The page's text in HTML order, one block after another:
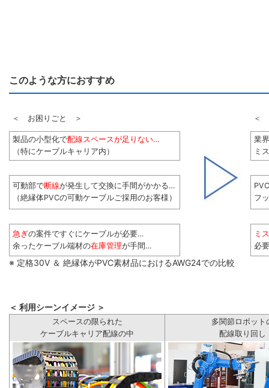
このような方におすすめ
＜ お困りごと ＞ ＜
製品の小型化で配線スペースが足りない…
（特にケーブルキャリア内）
業
ミ
可動部で断線が発生して交換に手間がかかる…
（絶縁体PVCの可動ケーブルご採用のお客様）
フ
急ぎの案件ですぐにケーブルが必要…
余ったケーブル端材の在庫管理が手間…
ミ
必
※ 定格30V ＆ 絶縁体がPVC素材品におけるAWG24での比較
＜ 利用シーンイメージ ＞
スペースの限られた
ケーブルキャリア配線の中
多関節ロボット
配線取り回し